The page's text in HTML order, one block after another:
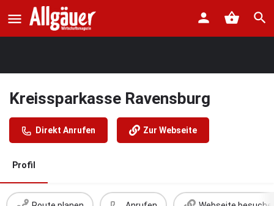
Kreissparkasse Ravensburg
Direkt Anrufen Zur Webseite
Profil